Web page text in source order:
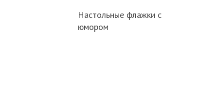
Настольные флажки с
юмором